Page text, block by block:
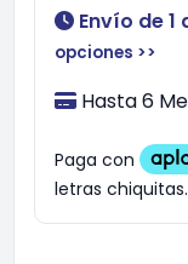
Envío de
opciones >>
Hasta 6